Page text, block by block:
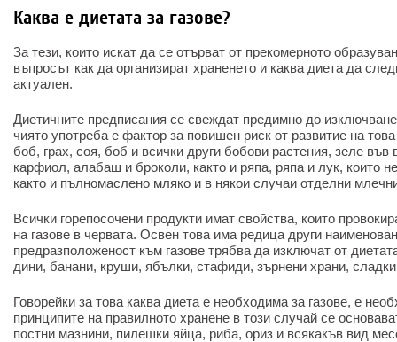
Каква е диетата за газове?
За тези, които искат да се отърват от прекомерното
въпросът как да организират храненето и каква диета да
актуален.
Диетичните предписания се свеждат предимно до
чиято употреба е фактор за повишен риск от развитие на
боб, грах, соя, боб и всички други бобови растения, зеле
карфиол, алабаш и броколи, както и ряпа, ряпа и лук, които
както и пълномаслено мляко и в някои случаи отделни
Всички горепосочени продукти имат свойства, които
на газове в червата. Освен това има редица други
предразположеност към газове трябва да изключат от
дини, банани, круши, ябълки, стафиди, зърнени храни,
Говорейки за това каква диета е необходима за газове, е
принципите на правилното хранене в този случай се
постни мазнини, пилешки яйца, риба, ориз и всякакъв вид